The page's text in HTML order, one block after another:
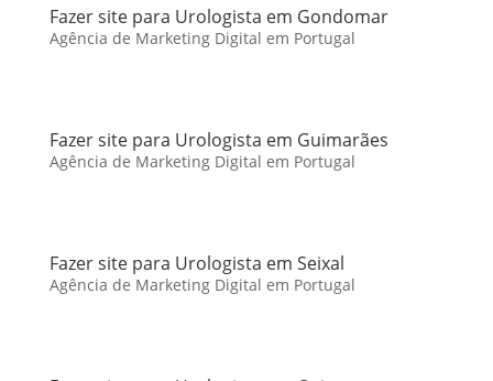
Fazer site para Urologista em Gondomar
Agência de Marketing Digital em Portugal
Fazer site para Urologista em Guimarães
Agência de Marketing Digital em Portugal
Fazer site para Urologista em Seixal
Agência de Marketing Digital em Portugal